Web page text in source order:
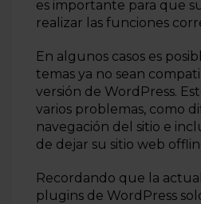
Cómo desinstalar plugins de
Cómo configurar y usar un
WordPress
Más información
es importante para que
realizar las funciones
En algunos casos es
temas ya no sean
versión de WordPress.
varios problemas, como
navegación del sitio e
de dejar su sitio web
Recordando que la
plugins de WordPress